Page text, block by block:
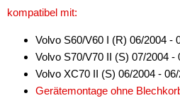
Lautsprecheradapter
Lautsprechereinbauset
Lautsprecherkabel
Lautsprecherringe
kompatibel mit:
Volvo S60/V60 I (R) 06/2004 -
Volvo S70/V70 II (S) 07/2004 -
Volvo XC70 II (S) 06/2004 -
Gerätemontage ohne